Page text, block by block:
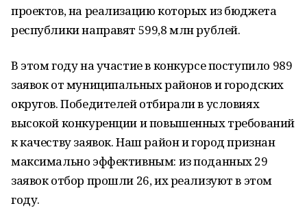
проектов, на реализацию которых из бюджета
республики направят 599,8 млн рублей.
В этом году на участие в конкурсе поступило 989
заявок от муниципальных районов и городских
округов. Победителей отбирали в условиях
высокой конкуренции и повышенных требований
к качеству заявок. Наш район и город признан
максимально эффективным: из поданных 29
заявок отбор прошли 26, их реализуют в этом
году.